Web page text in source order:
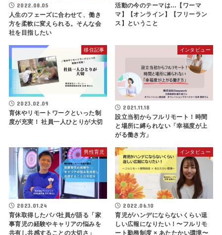
2022.08.05
人生のフェーズに合わせて、働き
方を柔軟に変えられる。そんな会
社を目指したい
活動の今のテーマは…【ワーマ
マ】【オンライン】【フリーラン
ス】ということ
移住記事
2023.02.09
育休やリモートワークといった制
度が充実！ 社員一人ひとりが大切
インタビュー
2021.11.18
設立当初からフルリモート！時間
と場所に縛られない「幸福度が上
がる働き方」
男性育児
2023.01.24
育休取得したパパ社員が語る「家
事育児の経験やキャリアの悩みを
共有し共感することの大切さ」
インタビュー
2022.06.10
育児がハンデにならないくらい逞
しい広報になりたい！〜フルリモ
ート勤務制度 × あたたかい環境〜